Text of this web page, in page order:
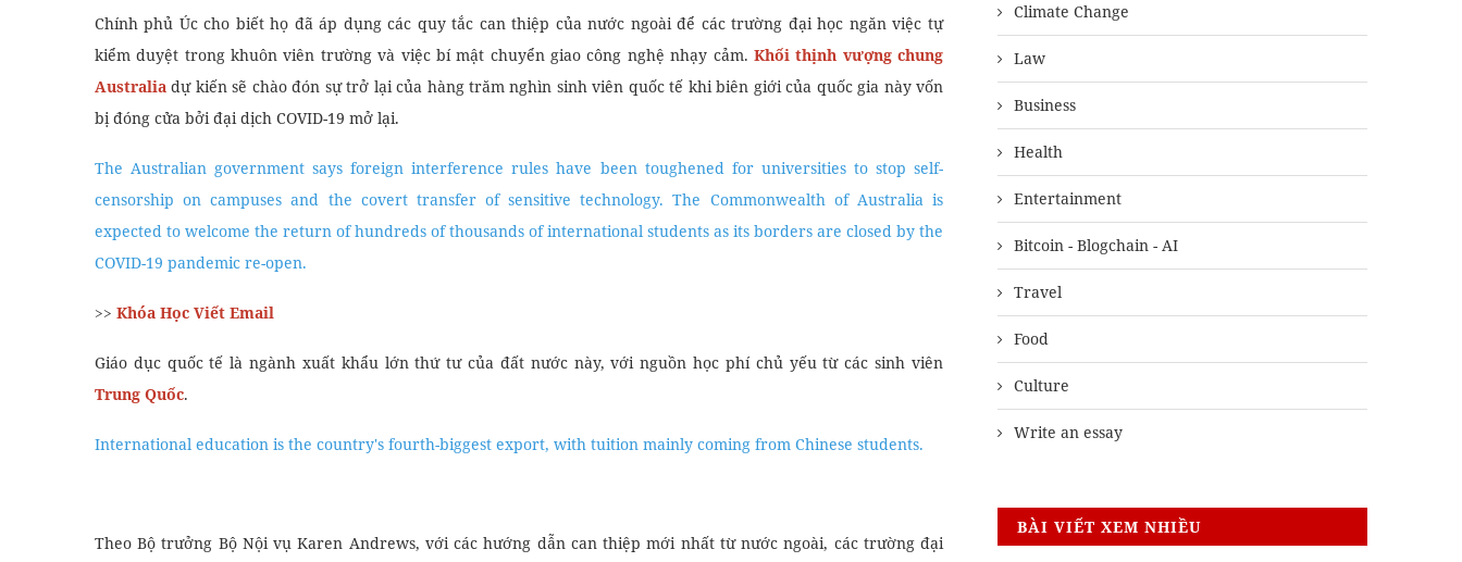
Chính phủ Úc cho biết họ đã áp dụng các quy tắc can thiệp của nước ngoài để các trường đại học ngăn việc tự
kiểm duyệt trong khuôn viên trường và việc bí mật chuyển giao công nghệ nhạy cảm. Khối thịnh vượng chung
Australia dự kiến ​​sẽ chào đón sự trở lại của hàng trăm nghìn sinh viên quốc tế khi biên giới của quốc gia này vốn
bị đóng cửa bởi đại dịch COVID-19 mở lại.
The Australian government says foreign interference rules have been toughened for universities to stop self-
censorship on campuses and the covert transfer of sensitive technology. The Commonwealth of Australia is
expected to welcome the return of hundreds of thousands of international students as its borders are closed by the
COVID-19 pandemic re-open.
>> Khóa Học Viết Email
Giáo dục quốc tế là ngành xuất khẩu lớn thứ tư của đất nước này, với nguồn học phí chủ yếu từ các sinh viên
Trung Quốc.
International education is the country's fourth-biggest export, with tuition mainly coming from Chinese students.
Theo Bộ trưởng Bộ Nội vụ Karen Andrews, với các hướng dẫn can thiệp mới nhất từ nước ngoài, các trường đại
Climate Change
Law
Business
Health
Entertainment
Bitcoin - Blogchain - AI
Travel
Food
Culture
Write an essay
BÀI VIẾT XEM NHIỀU